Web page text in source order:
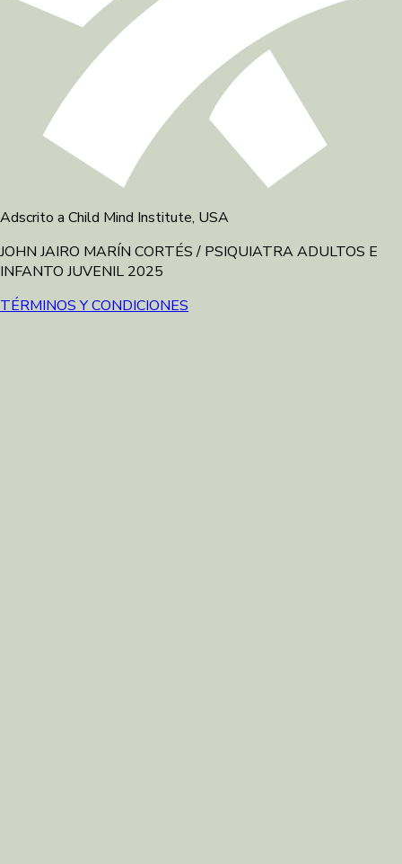
Adscrito a Child Mind Institute, USA
JOHN JAIRO MARÍN CORTÉS / PSIQUIATRA ADULTOS E
INFANTO JUVENIL 2025
TÉRMINOS Y CONDICIONES